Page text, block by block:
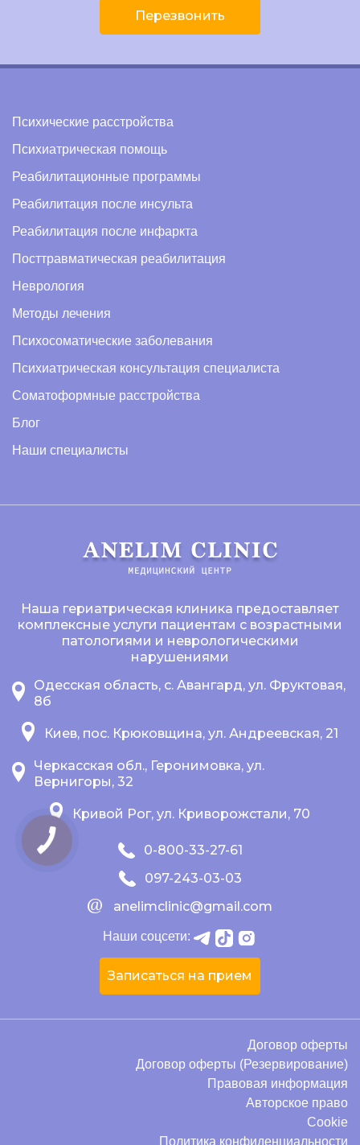
Перезвонить
Психические расстройства
Психиатрическая помощь
Реабилитационные программы
Реабилитация после инсульта
Реабилитация после инфаркта
Посттравматическая реабилитация
Неврология
Методы лечения
Психосоматические заболевания
Психиатрическая консультация специалиста
Соматоформные расстройства
Блог
Наши специалисты
Наша гериатрическая клиника предоставляет
комплексные услуги пациентам с возрастными
патологиями и неврологическими
нарушениями
Одесская область, с. Авангард, ул. Фруктовая,
8б
Киев, пос. Крюковщина, ул. Андреевская, 21
Черкасская обл., Геронимовка, ул.
Вернигоры, 32
Кривой Рог, ул. Криворожстали, 70
0-800-33-27-61
097-243-03-03
anelimclinic@gmail.com
Наши соцсети:
Записаться на прием
Договор оферты
Договор оферты (Резервирование)
Правовая информация
Авторское право
Cookie
Политика конфиденциальности